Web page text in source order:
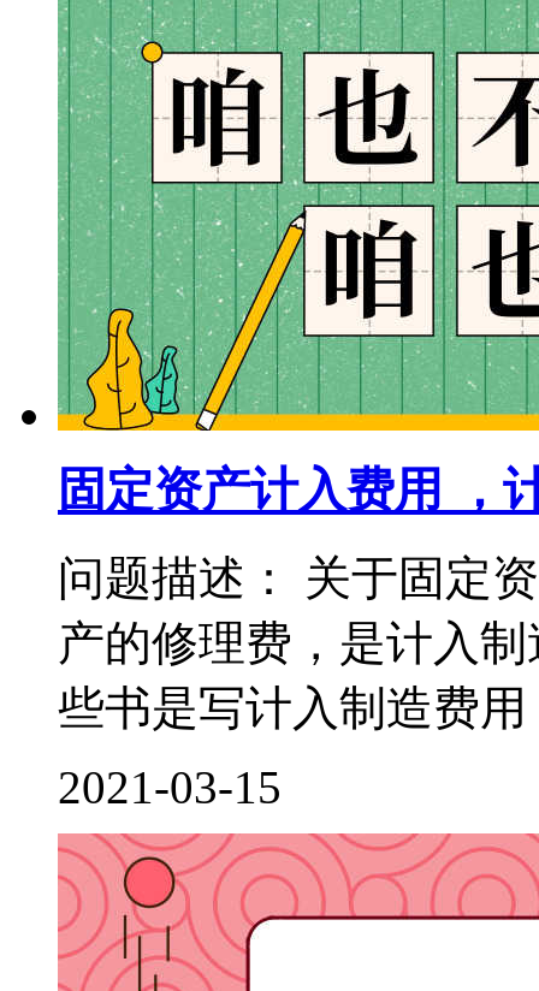
固定资产计入费用 ，
问题描述： 关于固定
产的修理费，是计入
些书是写计入制造费
2021-03-15